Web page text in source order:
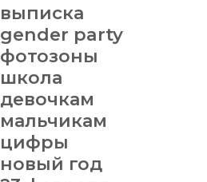
выписка
gender party
фотозоны
школа
девочкам
мальчикам
цифры
новый год